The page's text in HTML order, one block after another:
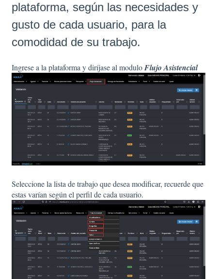
plataforma, según las necesidades y
gusto de cada usuario, para la
comodidad de su trabajo.
Ingrese a la plataforma y diríjase al moduloFlujo Asistencial
Seleccione la lista de trabajo que desea modificar, recuerde que
estas varían según el perfil de cada usuario.